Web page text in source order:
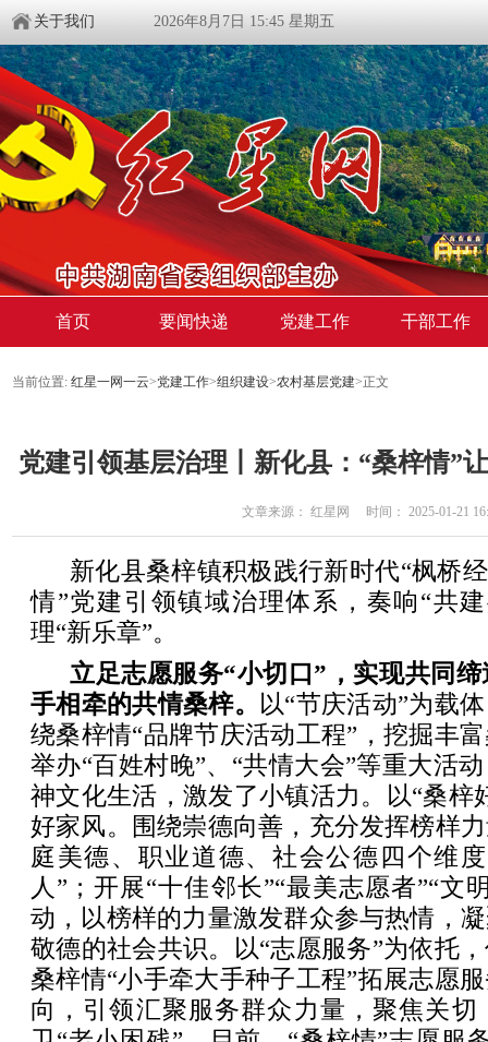
关于我们 2026年8月7日 15:45 星期五
首页 要闻快递 党建工作 干部工作
当前位置: 红星一网一云>党建工作>组织建设>农村基层党建>正文
党建引领基层治理丨新化县：“桑梓情”
文章来源： 红星网 时间： 2025-01-21
新化县桑梓镇积极践行新时代“枫桥
情”党建引领镇域治理体系，奏响“共
理“新乐章”。
立足志愿服务“小切口”，实现共同
手相牵的共情桑梓。
以“节庆活动”为载
绕桑梓情“品牌节庆活动工程”，挖掘丰
举办“百姓村晚”、“共情大会”等重大活
神文化生活，激发了小镇活力。以“桑梓
好家风。围绕崇德向善，充分发挥榜样
庭美德、职业道德、社会公德四个维
人”；开展“十佳邻长”“最美志愿者”“文
动，以榜样的力量激发群众参与热情，
敬德的社会共识。以“志愿服务”为依托
桑梓情“小手牵大手种子工程”拓展志愿
向，引领汇聚服务群众力量，聚焦关切